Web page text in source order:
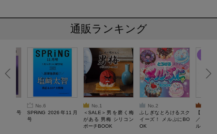
通販ランキング
10月号
No.6
SPRiNG 2026年11月
号
No.1
＜SALE＞男を磨く梅
がある 男梅 シリコン
ポーチBOOK
No.2
ふしぎなとろけるスク
イーズ！ メルぷにBO
OK
【
／Lサ
ル）【